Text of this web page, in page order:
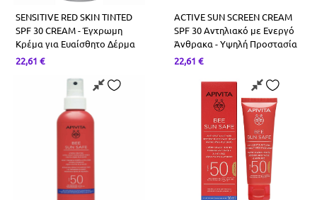
SENSITIVE RED SKIN TINTED
SPF 30 CREAM - Έγχρωμη
Κρέμα για Ευαίσθητο Δέρμα
22,61 €
ACTIVE SUN SCREEN CREAM
SPF 30 Αντηλιακό με Ενεργό
Άνθρακα - Υψηλή Προστασία
22,61 €